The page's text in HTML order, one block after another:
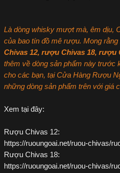
Là dòng whisky mượt mà, êm dịu,
của bao tín đồ mê rượu. Mong
Chivas 12, rượu Chivas 18, rượu
thêm về dòng sản phẩm này trước
cho các bạn, tại Cửa Hàng Rượu
những dòng sản phẩm trên với giá
Xem tại đây:
Rượu Chivas 12:
https://ruoungoai.net/ruou-chivas/
Rượu Chivas 18:
https://ruoungoai.net/ruou-chivas/